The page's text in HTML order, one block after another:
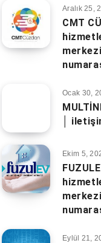
Aralık 25,
CMT
Ocak 30,
│
Ekim 5,
Eylül 21,